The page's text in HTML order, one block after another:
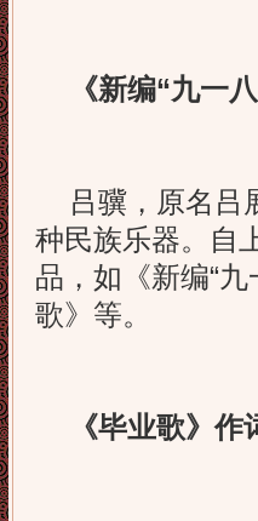
《新编“九一八
吕骥，原名吕
种民族乐器。自
品，如《新编“
歌》等。
《毕业歌》作